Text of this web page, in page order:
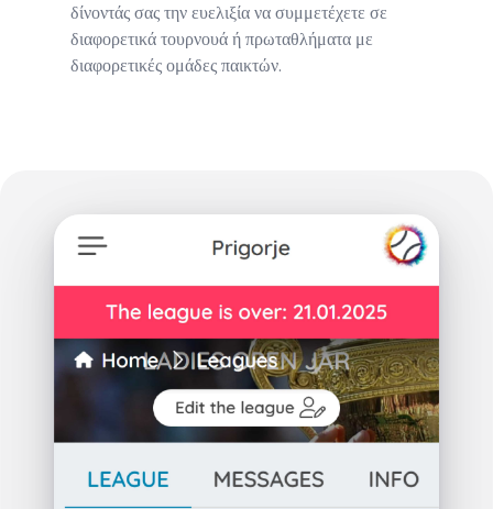
δίνοντάς σας την ευελιξία να συμμετέχετε σε
διαφορετικά τουρνουά ή πρωταθλήματα με
διαφορετικές ομάδες παικτών.